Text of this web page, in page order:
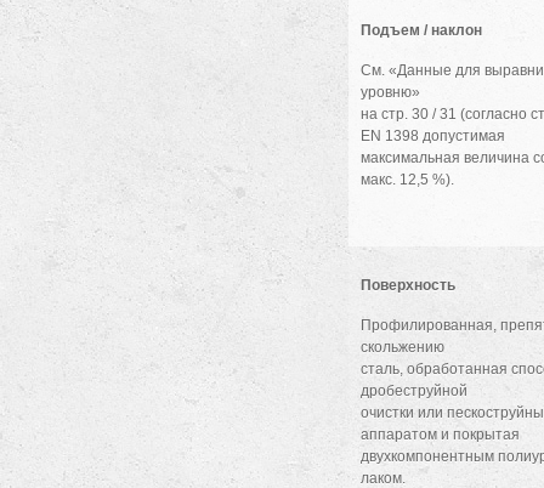
Подъем / наклон
См. «Данные для
уровню»
на стр. 30 / 31 (согласно
EN 1398 допустимая
максимальная величина
макс. 12,5 %).
Поверхность
Профилированная,
скольжению
сталь, обработанная
дробеструйной
очистки или
аппаратом и покрытая
двухкомпонентным
лаком.